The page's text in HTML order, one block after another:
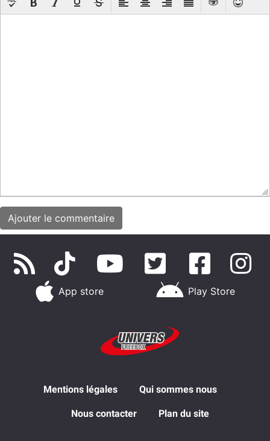
App store Play Store
Mentions légales Qui sommes nous
Nous contacter Plan du site